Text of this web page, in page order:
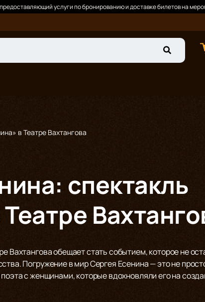
услуги по бронированию и доставке билетов на
в Театре Вахтангова
спектакль
обещает стать событием, которое не
Погружение в мир Сергея Есенина — это не
с женщинами, которые вдохновляли его на